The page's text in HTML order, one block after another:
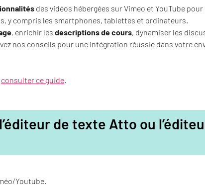
des vidéos hébergées sur Vimeo et YouTube
y compris les smartphones, tablettes et ordinateurs.
, enrichir les descriptions de cours, dynamiser les
nos conseils pour une intégration réussie dans votre
consulter ce guide.
de texte Atto ou
Youtube.